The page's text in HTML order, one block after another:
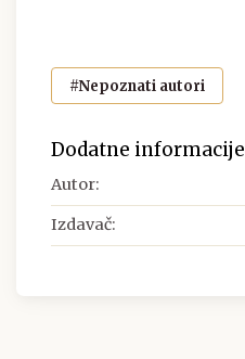
#Nepoznati autori
Dodatne informacije
Autor:
Izdavač: